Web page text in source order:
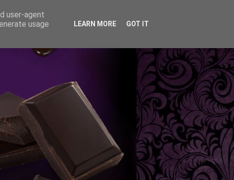
user-agent
usage
LEARN MORE GOT IT